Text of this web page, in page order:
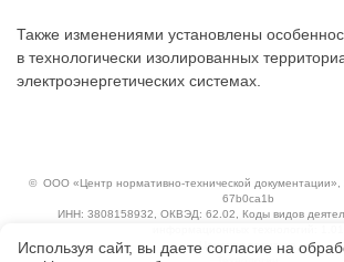
Также изменениями установлены
в технологически изолированных
электроэнергетических системах.
© ООО «Центр нормативно-технической документации»,
67b0ca1b
ИНН: 3808158932, ОКВЭД: 62.02, Коды видов
Ценовая политика
Используя сайт, вы даете согласие на